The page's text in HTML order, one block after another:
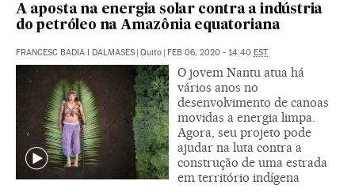
A aposta na energia solar contra a indústria
do petróleo na Amazônia equatoriana
FRANCESC BADIA I DALMASES Quito FEB 06, 2020 - 14:40 EST
O jovem Nantu atua há
vários anos no
desenvolvimento de canoas
movidas a energia limpa.
Agora, seu projeto pode
ajudar na luta contra a
construção de uma estrada
em território indígena